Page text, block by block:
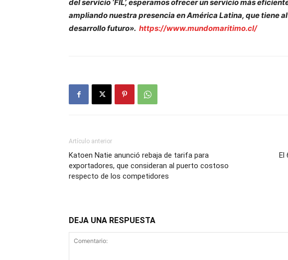
del servicio ‘FIL’, esperamos ofrecer un servicio más
ampliando nuestra presencia en América Latina, que tiene
desarrollo futuro». https://www.mundomaritimo.cl/
Artículo anterior
Katoen Natie anunció rebaja de tarifa para
exportadores, que consideran al puerto costoso
respecto de los competidores
El
DEJA UNA RESPUESTA